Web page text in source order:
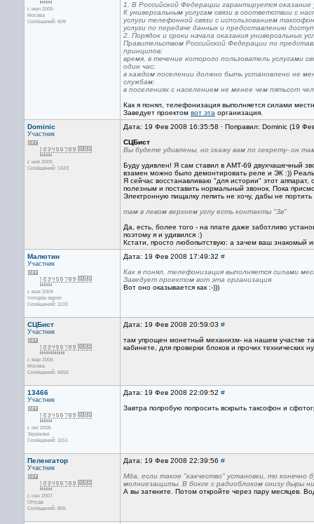
с июл 2005
Москва
Сообщений: 609
1. В Российской Федерации гарантируется оказание
К универсальным услугам связи в соответствии с
услуги телефонной связи с использованием
услуги по передаче данных и предоставлению
2. Порядок и сроки начала оказания универсальных
Правительством Российской Федерации по
принципов:
время, в течение которого пользователь услугами
один час;
в каждом поселении должно быть установлено не
службам;
в поселениях с населением не менее чем пятьсот
Как я понял, телефонизация выполняется силами
Заведует проектом вот эта организация.
Dominic
Участник
с ноя 2005
Сообщений: 1423
Дата: 19 Фев 2008 16:35:58 · Поправил: Dominic (19
СЦБист
Вы будете удивлены, но скажу вам по секрету- он
Буду удивлен! Я сам ставил в АМТ-69 двухчашечный
взамен можно было демонтировать реле и ЭК :))
Я сейчас восстанавливаю "для истории" этот
полезным и поставить нормальный звонок. Пока
Электронную пищалку лепить не хочу, дабы не
там в левом верхнем углу есть контакты "Зв"
Да, есть, более того - на плате даже заботливо
поэтому я и удивился :)
Кстати, просто любопытствую: а зачем ваш знакомый
Малютин
Участник
с мая 2004
Vologda region
Сообщений: 1133
Дата: 19 Фев 2008 17:49:32 #
Как я понял, телефонизация выполняется силами
Заведует проектом вот эта организация.
Вот оно оказывается как :-)))
СЦБист
Участник
с мар 2006
Москва
Сообщений: 6656
Дата: 19 Фев 2008 20:59:03 #
там упрощен монетный механизм- на нашем участке
кабинете, для проверки блоков и прочих технических
13466
Участник
с окт 2005
Зауралье
Сообщений: 1151
Дата: 19 Фев 2008 22:09:52 #
Завтра попробую попросить вскрыть таксофон и
Пеленгатор
Участник
с сен 2007
Оттуда
Сообщений: 855
Дата: 19 Фев 2008 22:39:56 #
Мда, если такое "какчество" установки, то конечно
молниезащиты. В боксе с радиоблоком снизу дыры
А вы заткните. Потом откройте через пару месяцев.